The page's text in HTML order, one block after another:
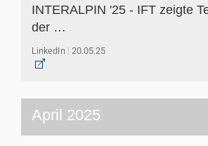
INTERALPIN '25 - IFT zeigte
der …
LinkedIn 20.05.25
April 2025